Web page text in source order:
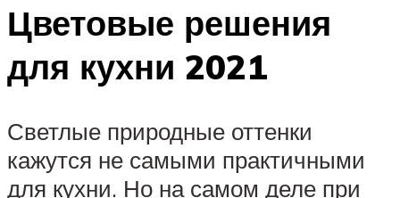
Цветовые решения
для кухни 2021
Светлые природные оттенки
кажутся не самыми практичными
для кухни. Но на самом деле при